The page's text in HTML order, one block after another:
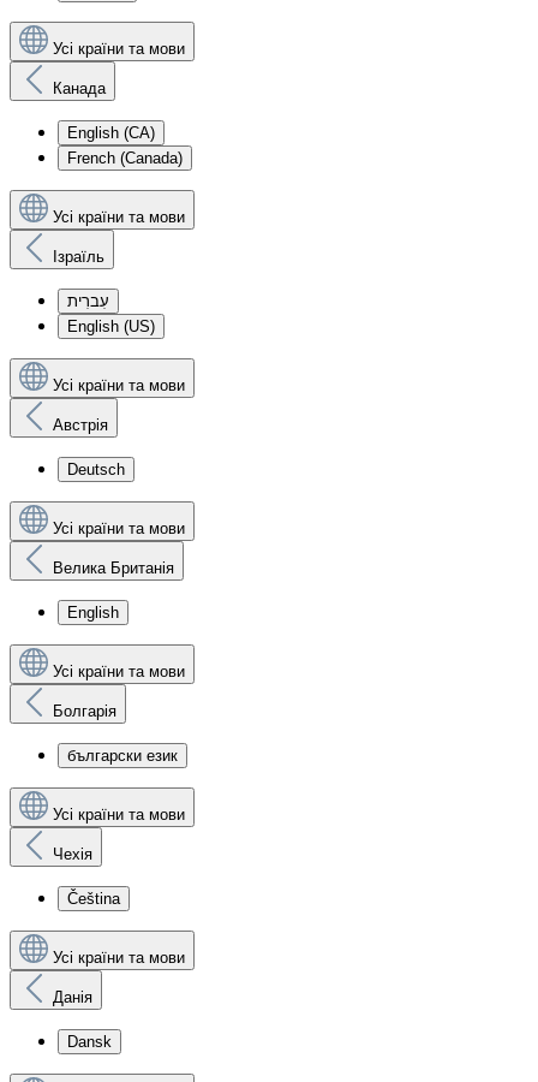
Усі країни та мови
Канада
English (CA)
French (Canada)
Усі країни та мови
Ізраїль
עִברִית
English (US)
Усі країни та мови
Австрія
Deutsch
Усі країни та мови
Велика Британія
English
Усі країни та мови
Болгарія
български език
Усі країни та мови
Чехія
Čeština
Усі країни та мови
Данія
Dansk